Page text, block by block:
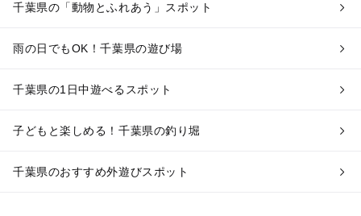
千葉県の「動物とふれあう」スポット
雨の日でもOK！千葉県の遊び場
千葉県の1日中遊べるスポット
子どもと楽しめる！千葉県の釣り堀
千葉県のおすすめ外遊びスポット